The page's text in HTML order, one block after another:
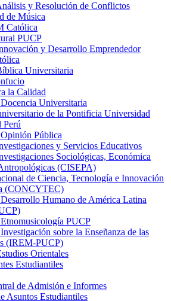
y Resolución de Conflictos
de Música
Católica
PUCP
y Desarrollo Emprendedor
Universitaria
la Calidad
Universitaria
de la Pontificia Universidad
Perú
Pública
y Servicios Educativos
Sociológicas, Económica
(CISEPA)
de Ciencia, Tecnología e Innovación
(CONCYTEC)
Humano de América Latina
PUCP
sobre la Enseñanza de las
(IREM-PUCP)
Orientales
Estudiantiles
de Admisión e Informes
Asuntos Estudiantiles